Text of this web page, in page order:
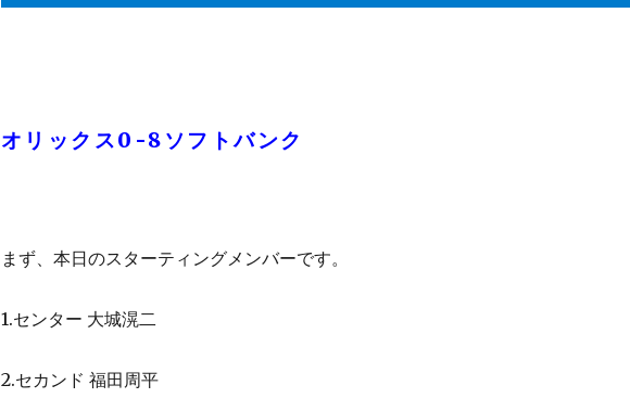
オリックス0-8ソフトバンク
まず、本日のスターティングメンバーです。
1.センター 大城滉二
2.セカンド 福田周平